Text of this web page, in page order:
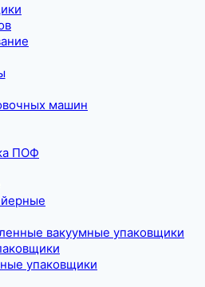
машин
ПОФ
вакуумные упаковщики
упаковщики